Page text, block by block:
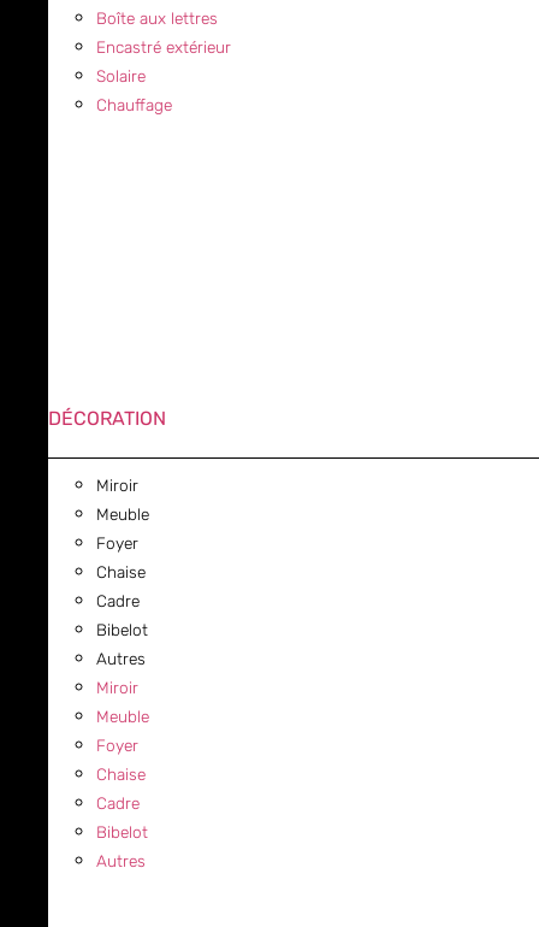
Boîte aux lettres
Encastré extérieur
Solaire
Chauffage
DÉCORATION
Miroir
Meuble
Foyer
Chaise
Cadre
Bibelot
Autres
Miroir
Meuble
Foyer
Chaise
Cadre
Bibelot
Autres